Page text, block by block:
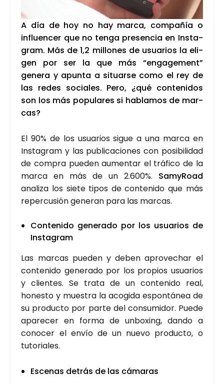
A día de hoy no hay mar­ca, com­pa­ñía o
influen­cer que no ten­ga pre­sen­cia en Ins­ta­
gram. Más de 1,2 millo­nes de usua­rios la eli­
gen por ser la que más “enga­ge­ment”
gene­ra y apun­ta a situar­se como el rey de
las redes socia­les. Pero, ¿qué con­te­ni­dos
son los más popu­la­res si habla­mos de mar­
cas?
El 90% de los usua­rios sigue a una mar­ca en
Ins­ta­gram y las publi­ca­cio­nes con posi­bi­li­dad
de com­pra pue­den aumen­tar el trá­fi­co de la
mar­ca en más de un 2.600%. Samy­Road
ana­li­za los sie­te tipos de con­te­ni­do que más
reper­cu­sión gene­ran para las mar­cas.
Con­te­ni­do gene­ra­do por los usua­rios de
Ins­ta­gram
Las mar­cas pue­den y deben apro­ve­char el
con­te­ni­do gene­ra­do por los pro­pios usua­rios
y clien­tes. Se tra­ta de un con­te­ni­do real,
hones­to y mues­tra la aco­gi­da espon­tá­nea de
su pro­duc­to por par­te del con­su­mi­dor. Pue­de
apa­re­cer en for­ma de unbo­xing, dan­do a
cono­cer el envío de un nue­vo pro­duc­to, o
tuto­ria­les.
Esce­nas detrás de las cáma­ras